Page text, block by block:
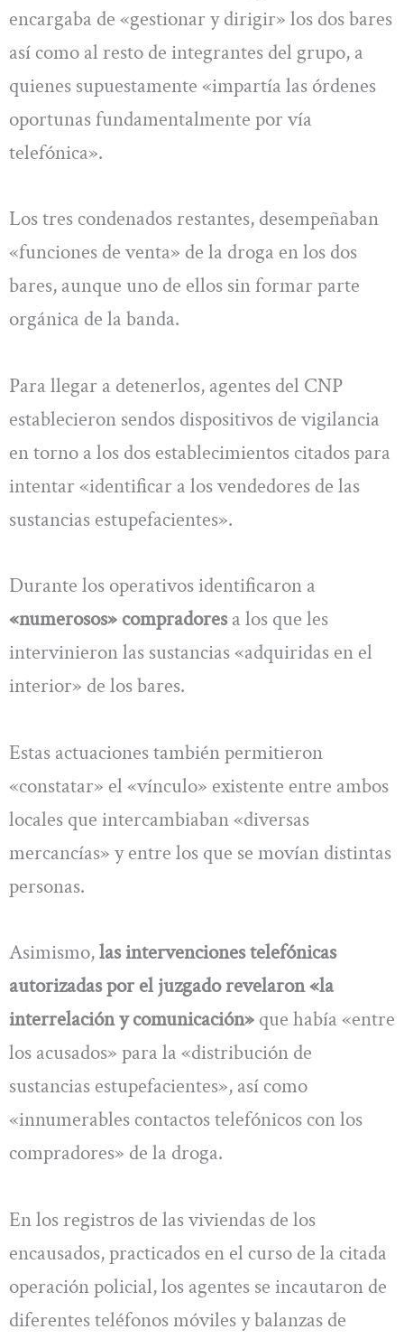
encargaba de «gestionar y dirigir» los dos bares
así como al resto de integrantes del grupo, a
quienes supuestamente «impartía las órdenes
oportunas fundamentalmente por vía
telefónica».
Los tres condenados restantes, desempeñaban
«funciones de venta» de la droga en los dos
bares, aunque uno de ellos sin formar parte
orgánica de la banda.
Para llegar a detenerlos, agentes del CNP
establecieron sendos dispositivos de vigilancia
en torno a los dos establecimientos citados para
intentar «identificar a los vendedores de las
sustancias estupefacientes».
Durante los operativos identificaron a
«numerosos» compradoresa los que les
intervinieron las sustancias «adquiridas en el
interior» de los bares.
Estas actuaciones también permitieron
«constatar» el «vínculo» existente entre ambos
locales que intercambiaban «diversas
mercancías» y entre los que se movían distintas
personas.
Asimismo,las intervenciones telefónicas
autorizadas por el juzgado revelaron «la
interrelación y comunicación» que había «entre
los acusados» para la «distribución de
sustancias estupefacientes», así como
«innumerables contactos telefónicos con los
compradores» de la droga.
En los registros de las viviendas de los
encausados, practicados en el curso de la citada
operación policial, los agentes se incautaron de
diferentes teléfonos móviles y balanzas de